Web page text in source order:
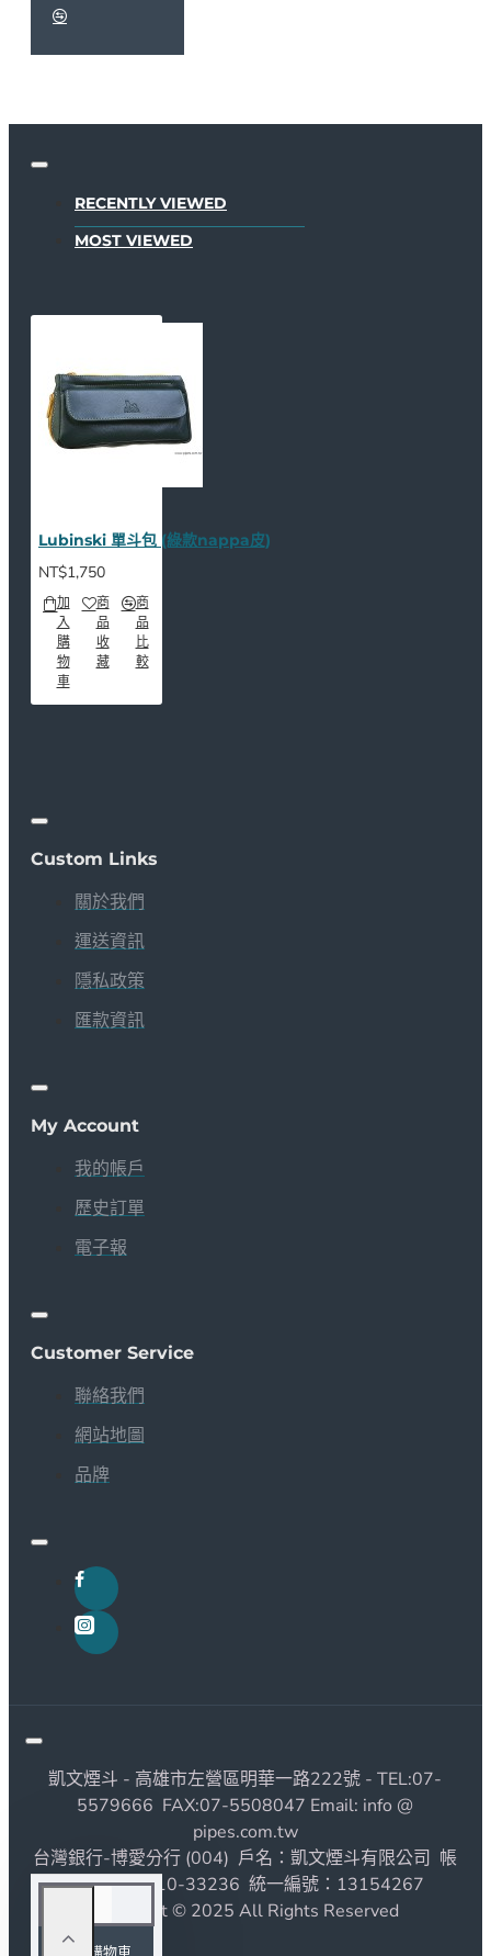
RECENTLY VIEWED
MOST VIEWED
Lubinski 單斗包 (綠款nappa皮)
NT$1,750
加
入
購
物
車
商
品
收
藏
商
品
比
較
Custom Links
關於我們
運送資訊
隱私政策
匯款資訊
My Account
我的帳戶
歷史訂單
電子報
Customer Service
聯絡我們
網站地圖
品牌
凱文煙斗 - 高雄市左營區明華一路222號 - TEL:07-
5579666 FAX:07-5508047 Email: info @
pipes.com.tw
台灣銀行-博愛分行 (004) 戶名：凱文煙斗有限公司 帳
號：1190010-33236 統一編號：13154267
Copyright © 2025 All Rights Reserved